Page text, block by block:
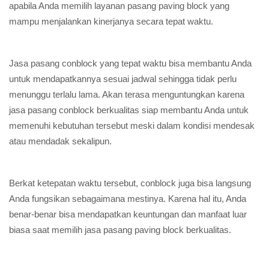
apabila Anda memilih layanan pasang paving block yang
mampu menjalankan kinerjanya secara tepat waktu.
Jasa pasang conblock yang tepat waktu bisa membantu Anda
untuk mendapatkannya sesuai jadwal sehingga tidak perlu
menunggu terlalu lama. Akan terasa menguntungkan karena
jasa pasang conblock berkualitas siap membantu Anda untuk
memenuhi kebutuhan tersebut meski dalam kondisi mendesak
atau mendadak sekalipun.
Berkat ketepatan waktu tersebut, conblock juga bisa langsung
Anda fungsikan sebagaimana mestinya. Karena hal itu, Anda
benar-benar bisa mendapatkan keuntungan dan manfaat luar
biasa saat memilih jasa pasang paving block berkualitas.